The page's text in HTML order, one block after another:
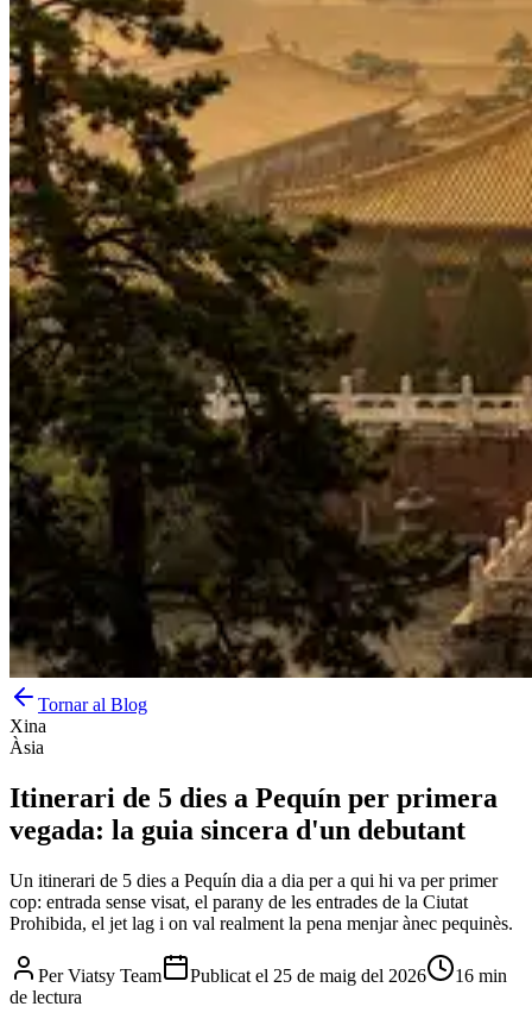
Tornar al Blog
Xina
Àsia
Itinerari de 5 dies a Pequín per primera
vegada: la guia sincera d'un debutant
Un itinerari de 5 dies a Pequín dia a dia per a qui hi va per primer
cop: entrada sense visat, el parany de les entrades de la Ciutat
Prohibida, el jet lag i on val realment la pena menjar ànec pequinès.
Per Viatsy Team Publicat el 25 de maig del 2026
16 min
de lectura